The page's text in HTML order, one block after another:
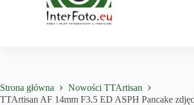
Strona główna
Nowości TTArtisan
TTArtisan AF 14mm F3.5 ED ASPH Pancake